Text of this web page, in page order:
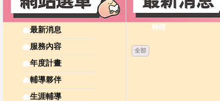
最新消息
服務內容
年度計畫
輔導夥伴
生涯輔導
時間
全部